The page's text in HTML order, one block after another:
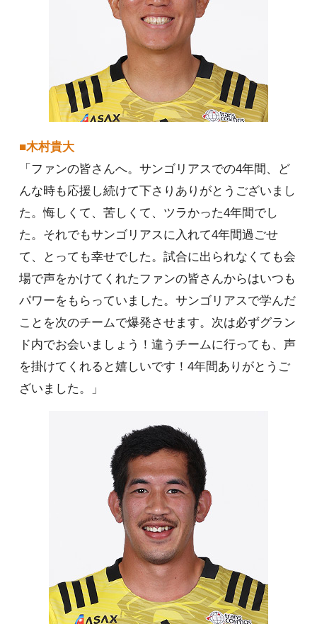
■木村貴大
「ファンの皆さんへ。サンゴリアスでの4年間、ど
んな時も応援し続けて下さりありがとうございまし
た。悔しくて、苦しくて、ツラかった4年間でし
た。それでもサンゴリアスに入れて4年間過ごせ
て、とっても幸せでした。試合に出られなくても会
場で声をかけてくれたファンの皆さんからはいつも
パワーをもらっていました。サンゴリアスで学んだ
ことを次のチームで爆発させます。次は必ずグラン
ド内でお会いましょう！違うチームに行っても、声
を掛けてくれると嬉しいです！4年間ありがとうご
ざいました。」